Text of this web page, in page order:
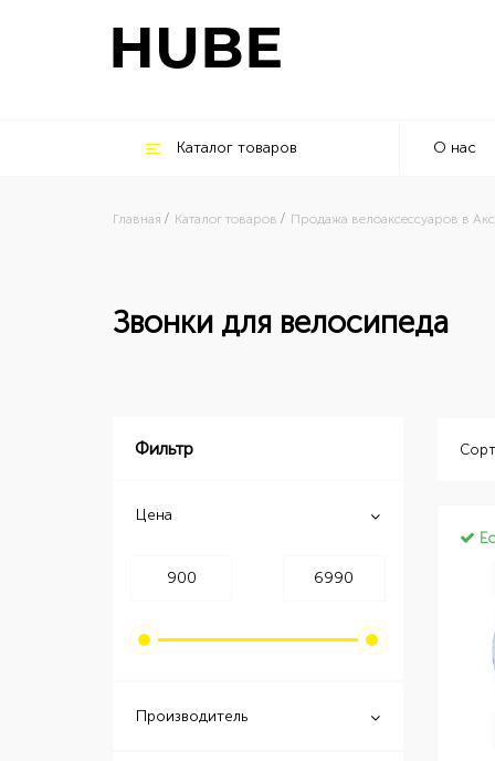
Каталог товаров О нас
Главная Каталог товаров Продажа велоаксессуаров в
Звонки для велосипеда
Фильтр
Цена
Производитель